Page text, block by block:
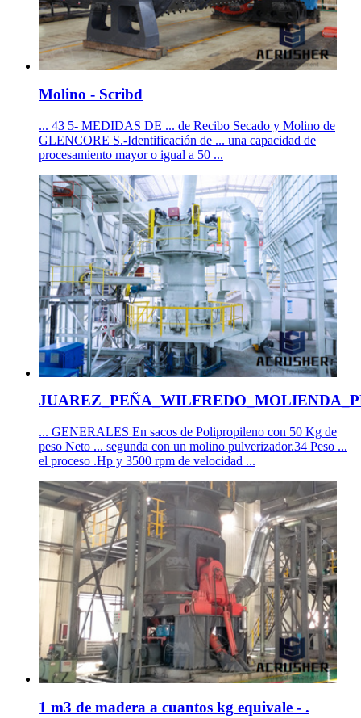
Molino - Scribd
... 43 5- MEDIDAS DE ... de Recibo Secado y Molino de
GLENCORE S.-Identificación de ... una capacidad de
procesamiento mayor o igual a 50 ...
... GENERALES En sacos de Polipropileno con 50 Kg de
peso Neto ... segunda con un molino pulverizador.34 Peso ...
el proceso .Hp y 3500 rpm de velocidad ...
1 m3 de madera a cuantos kg equivale - .